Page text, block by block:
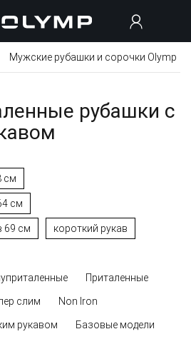
Мужские рубашки и сорочки Olymp
рубашки с
см
см
69 см короткий рукав
Приталенные
слим Non Iron
рукавом Базовые модели